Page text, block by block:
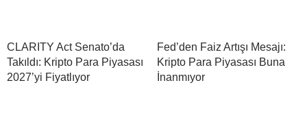
CLARITY Act Senato’da
Takıldı: Kripto Para Piyasası
2027’yi Fiyatlıyor
Fed’den Faiz Artışı Mesajı:
Kripto Para Piyasası Buna
İnanmıyor